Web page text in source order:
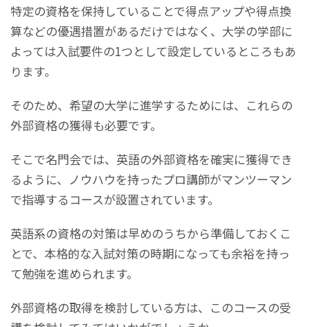
特定の資格を保持していることで得点アップや得点換
算などの優遇措置があるだけではなく、大学の学部に
よっては入試要件の1つとして設定しているところもあ
ります。
そのため、希望の大学に進学するためには、これらの
外部資格の獲得も必要です。
そこで名門会では、英語の外部資格を確実に獲得でき
るように、ノウハウを持ったプロ講師がマンツーマン
で指導するコースが設置されています。
英語系の資格の対策は早めのうちから準備しておくこ
とで、本格的な入試対策の時期になっても余裕を持っ
て勉強を進められます。
外部資格の取得を検討している方は、このコースの受